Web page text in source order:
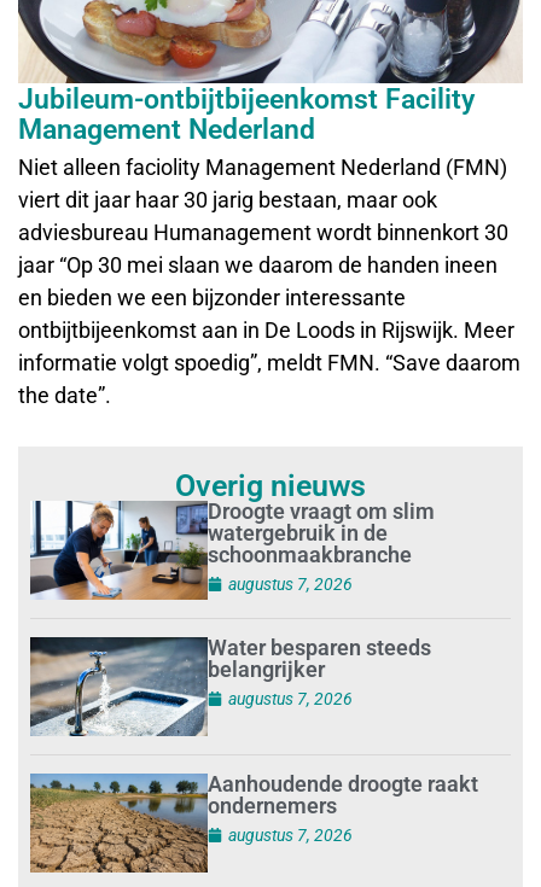
Jubileum-ontbijtbijeenkomst Facility
Management Nederland
Niet alleen faciolity Management Nederland (FMN)
viert dit jaar haar 30 jarig bestaan, maar ook
adviesbureau Humanagement wordt binnenkort 30
jaar “Op 30 mei slaan we daarom de handen ineen
en bieden we een bijzonder interessante
ontbijtbijeenkomst aan in De Loods in Rijswijk. Meer
informatie volgt spoedig”, meldt FMN. “Save daarom
the date”.
Overig nieuws
Droogte vraagt om slim
watergebruik in de
schoonmaakbranche
augustus 7, 2026
Water besparen steeds
belangrijker
augustus 7, 2026
Aanhoudende droogte raakt
ondernemers
augustus 7, 2026